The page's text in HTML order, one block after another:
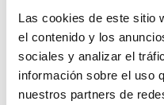
Las cookies de este sitio
el contenido y los
sociales y analizar el
información sobre el uso
nuestros partners de
¿Has olvidado tu